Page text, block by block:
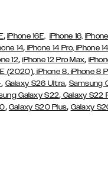
,iPhone 16E, iPhone 16,
14, iPhone 14 Pro, iPhone
12,iPhone 12 Pro Max,
(2020),iPhone 8,iPhone 8
, Galaxy S26 Ultra, Samsung
Galaxy S22, Galaxy S22
, Galaxy S20 Plus, Galaxy